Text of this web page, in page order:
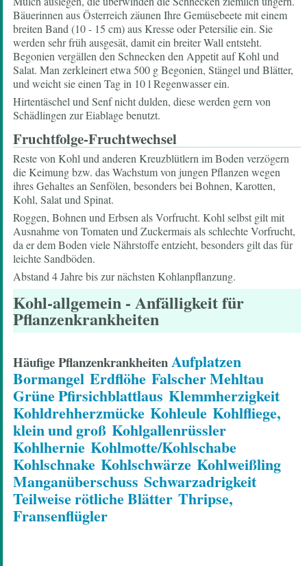
Bäuerinnen aus Österreich zäunen Ihre Gemüsebeete mit einem
breiten Band (10 - 15 cm) aus Kresse oder Petersilie ein. Sie
werden sehr früh ausgesät, damit ein breiter Wall entsteht.
Begonien vergällen den Schnecken den Appetit auf Kohl und
Salat. Man zerkleinert etwa 500 g Begonien, Stängel und Blätter,
und weicht sie einen Tag in 10 l Regenwasser ein.
Hirtentäschel und Senf nicht dulden, diese werden gern von
Schädlingen zur Eiablage benutzt.
Fruchtfolge-Fruchtwechsel
Reste von Kohl und anderen Kreuzblütlern im Boden verzögern
die Keimung bzw. das Wachstum von jungen Pflanzen wegen
ihres Gehaltes an Senfölen, besonders bei Bohnen, Karotten,
Kohl, Salat und Spinat.
Roggen, Bohnen und Erbsen als Vorfrucht. Kohl selbst gilt mit
Ausnahme von Tomaten und Zuckermais als schlechte Vorfrucht,
da er dem Boden viele Nährstoffe entzieht, besonders gilt das für
leichte Sandböden.
Abstand 4 Jahre bis zur nächsten Kohlanpflanzung.
Kohl-allgemein - Anfälligkeit für
Pflanzenkrankheiten
Häufige PflanzenkrankheitenAufplatzen
Bormangel Erdflöhe Falscher Mehltau
Grüne Pfirsichblattlaus Klemmherzigkeit
Kohldrehherzmücke Kohleule Kohlfliege,
klein und groß Kohlgallenrüssler
Kohlhernie Kohlmotte/Kohlschabe
Kohlschnake Kohlschwärze Kohlweißling
Manganüberschuss Schwarzadrigkeit
Teilweise rötliche Blätter Thripse,
Fransenflügler